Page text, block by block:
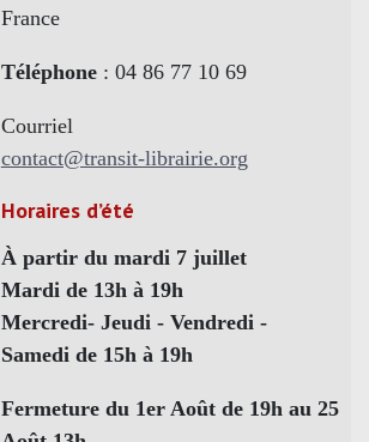
France
Téléphone: 04 86 77 10 69
Courriel
contact@transit-librairie.org
Horaires d’été
À partir du mardi 7 juillet
Mardi de 13h à 19h
Mercredi- Jeudi - Vendredi -
Samedi de 15h à 19h
Fermeture du 1er Août de 19h au 25